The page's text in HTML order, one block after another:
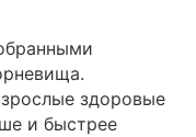
здоровые
и быстрее